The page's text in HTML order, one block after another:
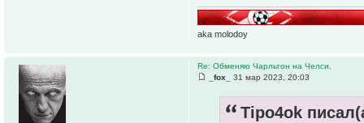
aka molodoy
Re: Обменяю Чарльтон на Челси.
_fox_
31 мар 2023, 20:03
Tipo4ok